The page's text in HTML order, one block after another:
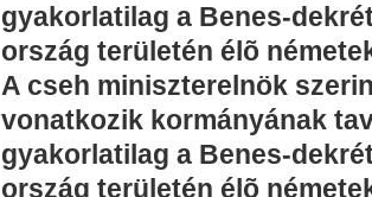
gyakorlatilag a Benes-
ország területén élõ
A cseh miniszterelnök
vonatkozik kormányának
gyakorlatilag a Benes-
ország területén élõ